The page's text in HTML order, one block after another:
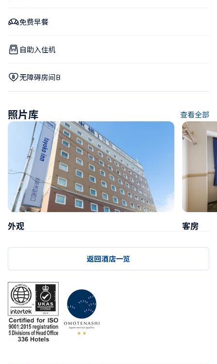
免费早餐
自助入住机
无障碍房间B
照片库 查看全部
外观 客房
返回酒店一览